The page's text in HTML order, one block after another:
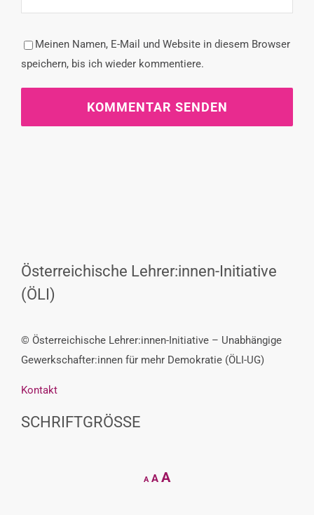
Meinen Namen, E-Mail und Website in diesem Browser
speichern, bis ich wieder kommentiere.
Österreichische Lehrer:innen-Initiative
(ÖLI)
© Österreichische Lehrer:innen-Initiative – Unabhängige
Gewerkschafter:innen für mehr Demokratie (ÖLI-UG)
Kontakt
SCHRIFTGRÖSSE
A
Decrease
font
A Reset
AIncrease